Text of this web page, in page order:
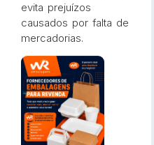
evita prejuízos
causados por falta de
mercadorias.